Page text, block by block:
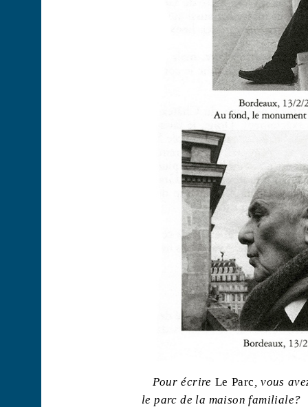
Pour écrire Le Parc , vous
le parc de la maison familiale?